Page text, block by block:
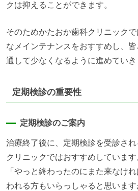
クは抑えることができます。
そのためかたおか歯科クリニック
なメインテナンスをおすすめし、
通して少なくなるように進めていき
定期検診の重要性
定期検診のご案内
治療終了後に、定期検診を受診さ
クリニックではおすすめしています
「やっと終わったのにまた来なけ
われる方もいらっしゃると思いま